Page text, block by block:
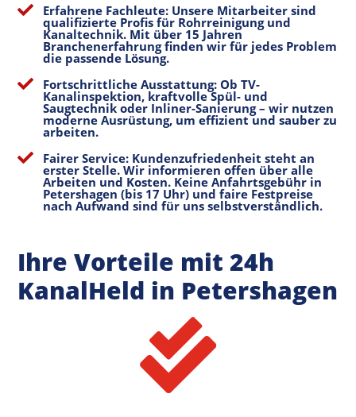
 Erfahrene Fachleute: Unsere Mitarbeiter sind
qualifizierte Profis für Rohrreinigung und
Kanaltechnik. Mit über 15 Jahren
Branchenerfahrung finden wir für jedes Problem
die passende Lösung.
 Fortschrittliche Ausstattung: Ob TV-
Kanalinspektion, kraftvolle Spül- und
Saugtechnik oder Inliner-Sanierung – wir nutzen
moderne Ausrüstung, um effizient und sauber zu
arbeiten.
 Fairer Service: Kundenzufriedenheit steht an
erster Stelle. Wir informieren offen über alle
Arbeiten und Kosten. Keine Anfahrtsgebühr in
Petershagen (bis 17 Uhr) und faire Festpreise
nach Aufwand sind für uns selbstverständlich.
Ihre Vorteile mit 24h
KanalHeld in Petershagen
